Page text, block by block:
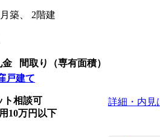
築、 2階建
金
間取り（専有面積）
戸建て
ト相談可
10万円以下
詳細・内見